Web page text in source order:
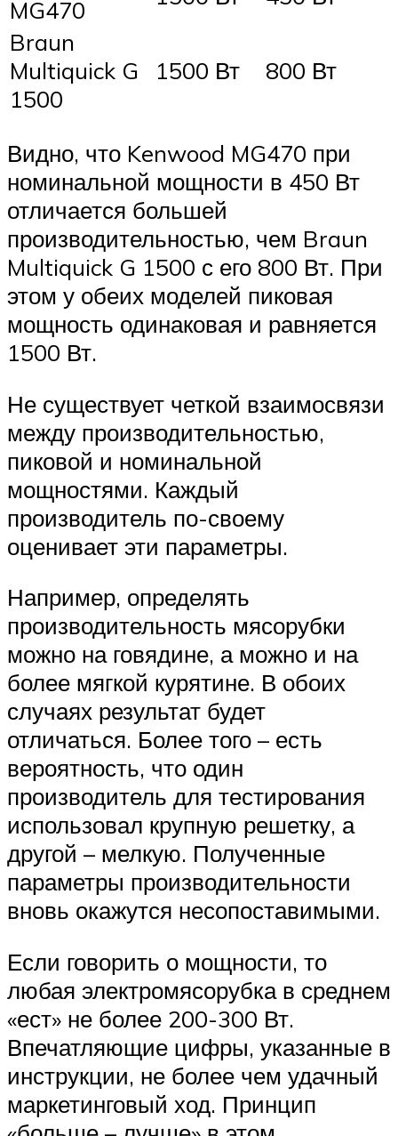
MG470
Braun
Multiquick G
1500
1500 Вт 800 Вт
Видно, что Kenwood MG470 при
номинальной мощности в 450 Вт
отличается большей
производительностью, чем Braun
Multiquick G 1500 с его 800 Вт. При
этом у обеих моделей пиковая
мощность одинаковая и равняется
1500 Вт.
Не существует четкой взаимосвязи
между производительностью,
пиковой и номинальной
мощностями. Каждый
производитель по-своему
оценивает эти параметры.
Например, определять
производительность мясорубки
можно на говядине, а можно и на
более мягкой курятине. В обоих
случаях результат будет
отличаться. Более того – есть
вероятность, что один
производитель для тестирования
использовал крупную решетку, а
другой – мелкую. Полученные
параметры производительности
вновь окажутся несопоставимыми.
Если говорить о мощности, то
любая электромясорубка в среднем
«ест» не более 200-300 Вт.
Впечатляющие цифры, указанные в
инструкции, не более чем удачный
маркетинговый ход. Принцип